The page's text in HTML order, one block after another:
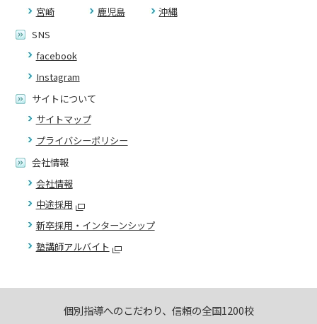
宮崎
鹿児島
沖縄
SNS
facebook
Instagram
サイトについて
サイトマップ
プライバシーポリシー
会社情報
会社情報
中途採用
新卒採用・インターンシップ
塾講師アルバイト
個別指導へのこだわり、信頼の全国1200校